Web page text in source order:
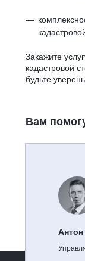
Закажите
кадастровой
будьте
Вам